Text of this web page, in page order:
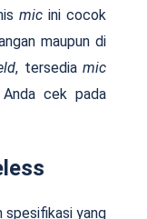
mic ini cocok
maupun di
, tersediamic
cek pada
spesifikasi yang